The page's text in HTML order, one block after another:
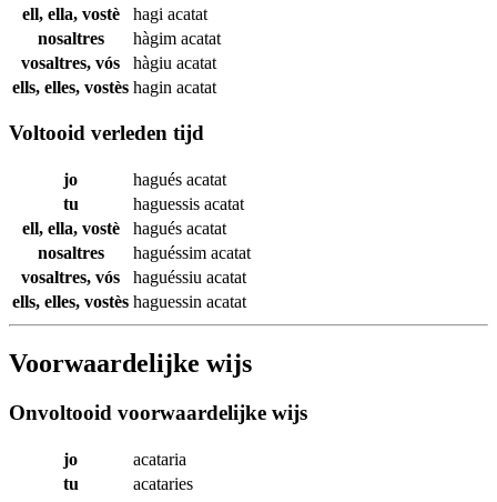
ell, ella, vostè
hagi acatat
nosaltres
hàgim acatat
vosaltres, vós
hàgiu acatat
ells, elles, vostès hagin acatat
Voltooid verleden tijd
jo hagués acatat
tu
haguessis acatat
ell, ella, vostè
hagués acatat
nosaltres
haguéssim acatat
vosaltres, vós
haguéssiu acatat
ells, elles, vostès haguessin acatat
Voorwaardelijke wijs
Onvoltooid voorwaardelijke wijs
jo
acataria
tu
acataries